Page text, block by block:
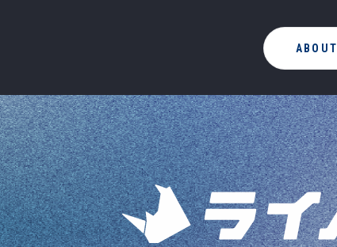
ABOUT